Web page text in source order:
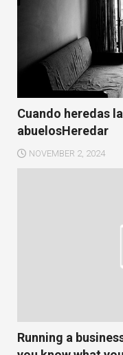
Cuando heredas
abuelosHeredar
NOVEMBER 2, 2024
Running a